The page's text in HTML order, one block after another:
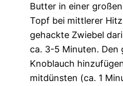
Butter in einer
Topf bei mittlerer
gehackte Zwiebel
ca. 3-5 Minuten. Den
Knoblauch
mitdünsten (ca. 1